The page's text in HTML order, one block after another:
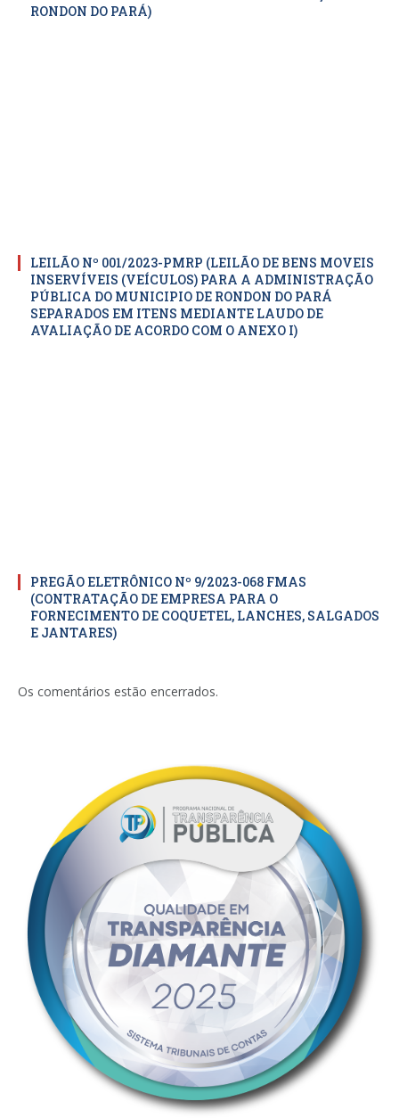
RONDON DO PARÁ)
LEILÃO Nº 001/2023-PMRP (LEILÃO DE BENS MOVEIS
INSERVÍVEIS (VEÍCULOS) PARA A ADMINISTRAÇÃO
PÚBLICA DO MUNICIPIO DE RONDON DO PARÁ
SEPARADOS EM ITENS MEDIANTE LAUDO DE
AVALIAÇÃO DE ACORDO COM O ANEXO I)
PREGÃO ELETRÔNICO Nº 9/2023-068 FMAS
(CONTRATAÇÃO DE EMPRESA PARA O
FORNECIMENTO DE COQUETEL, LANCHES, SALGADOS
E JANTARES)
Os comentários estão encerrados.